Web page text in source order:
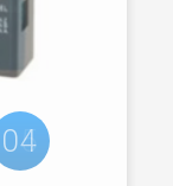
05